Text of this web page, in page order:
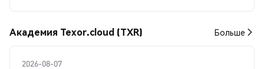
Академия Texor.cloud (TXR) Больше
2026-08-07